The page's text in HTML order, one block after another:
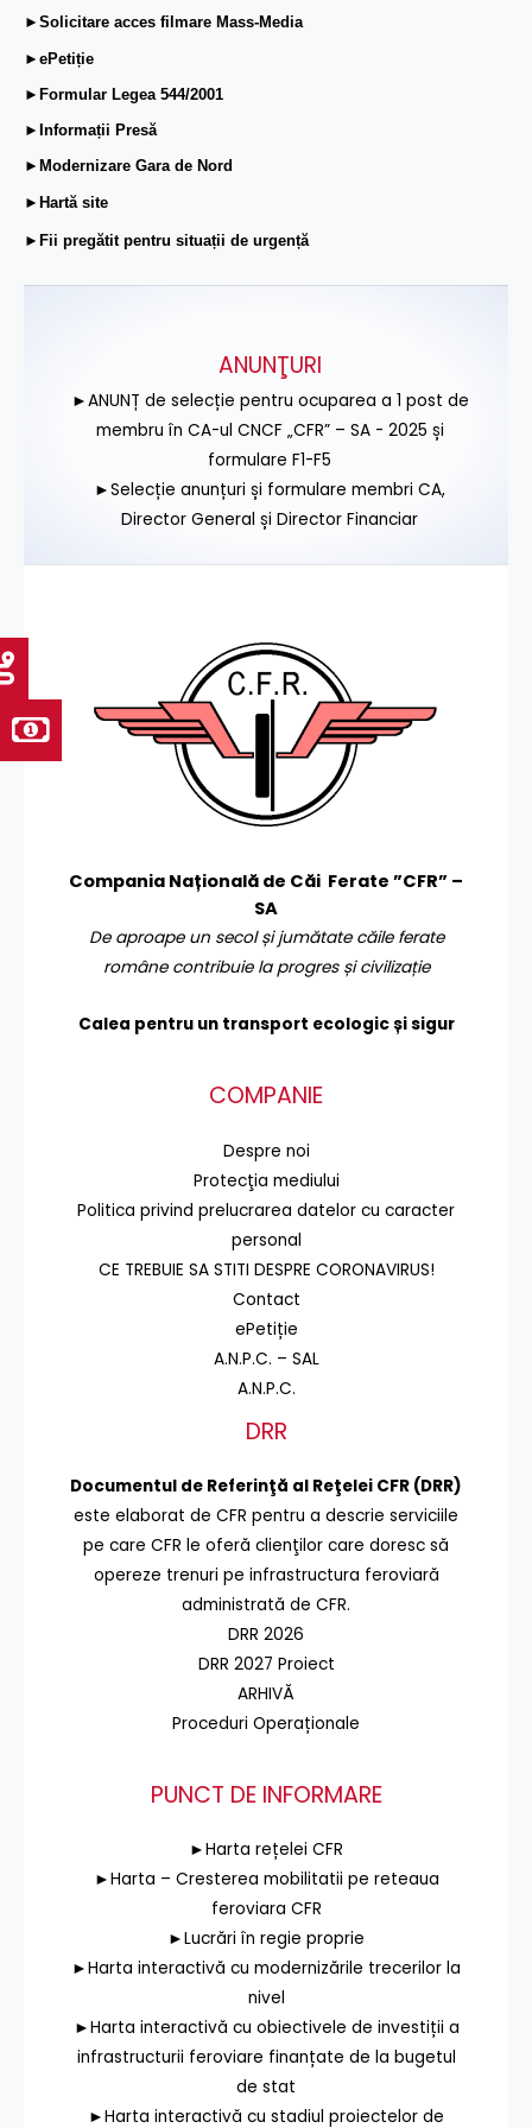
►Solicitare acces filmare Mass-Media
►ePetiție
►Formular Legea 544/2001
►Informații Presă
►Modernizare Gara de Nord
►Hartă site
►Fii pregătit pentru situații de urgență
ANUNŢURI
►ANUNȚ de selecție pentru ocuparea a 1 post de
membru în CA-ul CNCF „CFR” – SA - 2025 și
formulare F1-F5
►Selecție anunțuri și formulare membri CA,
Director General și Director Financiar
Compania Națională de Căi Ferate ”CFR” –
SA
De aproape un secol și jumătate căile ferate
române contribuie la progres și civilizație
Calea pentru un transport ecologic și sigur
COMPANIE
Despre noi
Protecţia mediului
Politica privind prelucrarea datelor cu caracter
personal
CE TREBUIE SA STITI DESPRE CORONAVIRUS!
Contact
ePetiție
A.N.P.C. – SAL
A.N.P.C.
DRR
Documentul de Referinţă al Reţelei CFR (DRR)
este elaborat de CFR pentru a descrie serviciile
pe care CFR le oferă clienţilor care doresc să
opereze trenuri pe infrastructura feroviară
administrată de CFR.
DRR 2026
DRR 2027 Proiect
ARHIVĂ
Proceduri Operaționale
PUNCT DE INFORMARE
►Harta rețelei CFR
►Harta – Cresterea mobilitatii pe reteaua
feroviara CFR
►Lucrări în regie proprie
►Harta interactivă cu modernizările trecerilor la
nivel
►Harta interactivă cu obiectivele de investiții a
infrastructurii feroviare finanțate de la bugetul
de stat
►Harta interactivă cu stadiul proiectelor de